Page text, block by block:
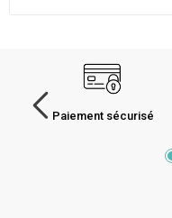
Paiement sécurisé